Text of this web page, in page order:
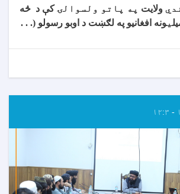
ولایت په پاتو ولسوالۍکې د څه
یونه افغانیو په لګښت د اوبو رسولو (. . .